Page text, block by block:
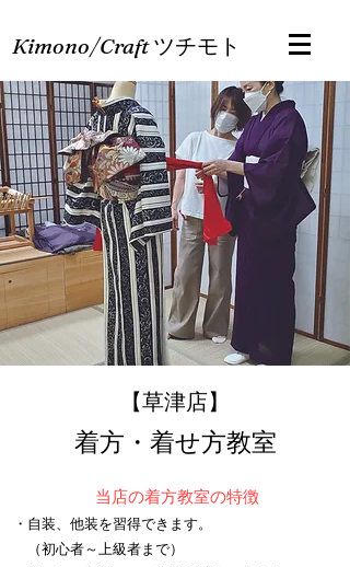
Kimono/Craftツチモト
​【草津店】
着方・着せ方教室
当店の着方教室の特徴
・自装、他装を習得できます。
（初心者～上級者まで）